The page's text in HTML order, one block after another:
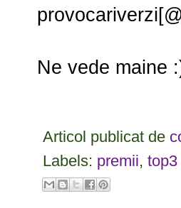
Ne vede maine
Articol publicat de
Labels: premii, top3